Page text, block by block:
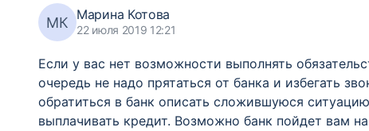
МК Марина Котова
22 июля 2019 12:21
Если у вас нет возможности выполнять
очередь не надо прятаться от банка и избегать
обратиться в банк описать сложившуюся
выплачивать кредит. Возможно банк пойдет вам